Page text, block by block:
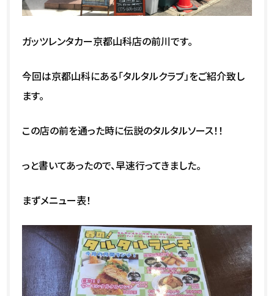
ガッツレンタカー京都山科店の前川です。
今回は京都山科にある「タルタルクラブ」をご紹介致し
ます。
この店の前を通った時に伝説のタルタルソース！！
っと書いてあったので、早速行ってきました。
まずメニュー表！